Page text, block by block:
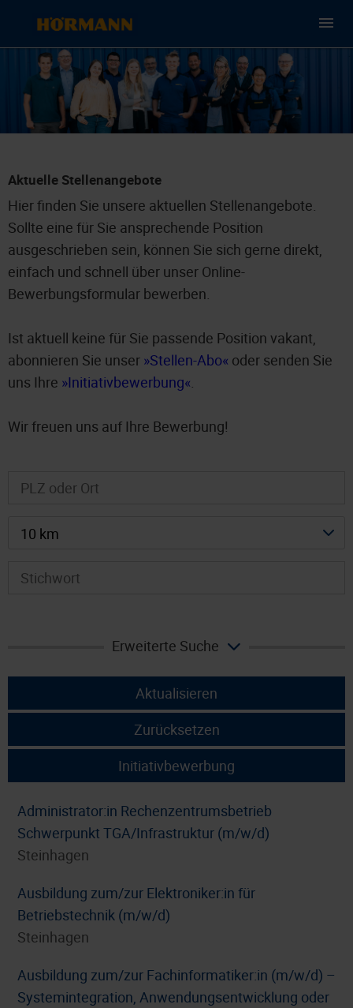
Aktuelle Stellenangebote
Hier finden Sie unsere aktuellen Stellenangebote.
Sollte eine für Sie ansprechende Position
ausgeschrieben sein, können Sie sich gerne direkt,
einfach und schnell über unser Online-
Bewerbungsformular bewerben.
Ist aktuell keine für Sie passende Position vakant,
abonnieren Sie unser Stellen-Abo oder senden Sie
uns Ihre Initiativbewerbung .
Wir freuen uns auf Ihre Bewerbung!
10 km
Erweiterte Suche
Aktualisieren
Zurücksetzen
Initiativbewerbung
Administrator:in Rechenzentrumsbetrieb
Schwerpunkt TGA/Infrastruktur (m/w/d)
Steinhagen
Ausbildung zum/zur Elektroniker:in für
Betriebstechnik (m/w/d)
Steinhagen
Ausbildung zum/zur Fachinformatiker:in (m/w/d) –
Systemintegration, Anwendungsentwicklung oder